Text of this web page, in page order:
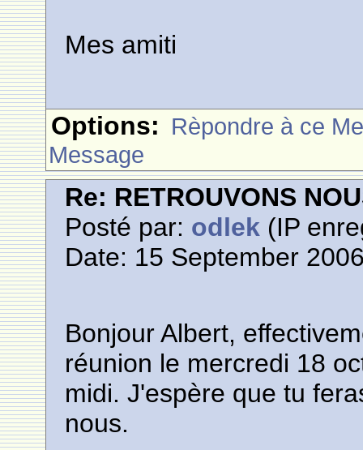
Mes amiti
Options: Rèpondre à ce
Message
Re: RETROUVONS
Posté par: odlek (IP
Date: 15 September
Bonjour Albert,
réunion le mercredi 18
midi. J'espère que tu
nous.